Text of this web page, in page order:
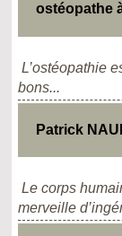
ostéopathe
L’ostéopathie
bons...
Patrick
Le corps
merveille